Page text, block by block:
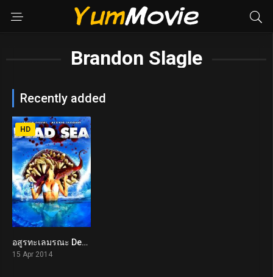
Brandon Slagle
Recently added
3.3
HD
อสูรทะเลมรณะ Dead Sea (2014)
15 Apr 2014